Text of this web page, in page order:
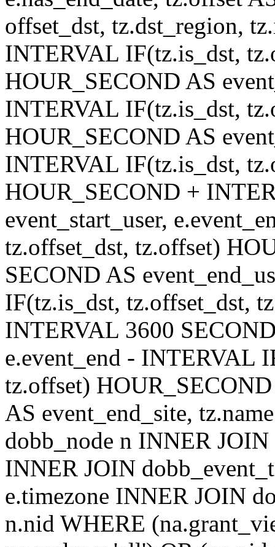
offset_dst, tz.dst_region,
INTERVAL IF(tz.is_dst,
HOUR_SECOND AS
INTERVAL IF(tz.is_dst,
HOUR_SECOND AS
INTERVAL IF(tz.is_dst,
HOUR_SECOND +
event_start_user,
tz.offset_dst, tz.offset)
SECOND AS
IF(tz.is_dst, tz.offset_dst,
INTERVAL 3600
e.event_end - INTERVAL
tz.offset)
AS event_end_site,
dobb_node n INNER
INNER JOIN
e.timezone INNER JOIN
n.nid WHERE